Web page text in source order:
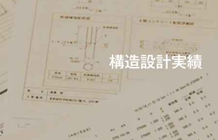
構造設計実績